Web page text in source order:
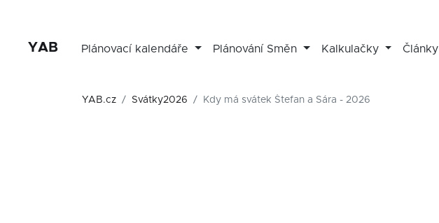
YAB Plánovací kalendáře Plánování Směn Kalkulačky Články
YAB.cz Svátky2026 Kdy má svátek Štefan a Sára - 2026